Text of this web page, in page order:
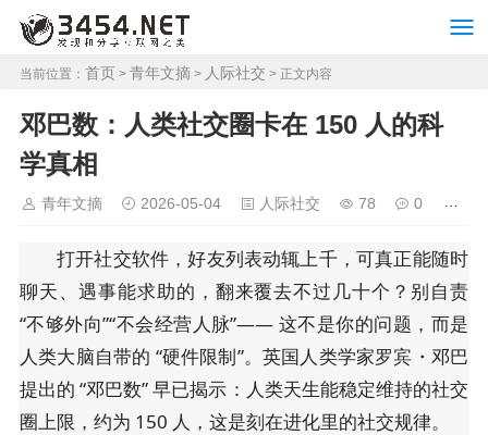
当前位置： 首页 > 青年文摘 > 人际社交 > 正文内容
邓巴数：人类社交圈卡在 150 人的科
学真相
青年文摘 2026-05-04 人际社交 78 0
打开社交软件，好友列表动辄上千，可真正能随时
聊天、遇事能求助的，翻来覆去不过几十个？别自责
“不够外向”“不会经营人脉”—— 这不是你的问题，而是
人类大脑自带的 “硬件限制”。英国人类学家罗宾・邓巴
提出的 “邓巴数” 早已揭示：人类天生能稳定维持的社交
圈上限，约为 150 人，这是刻在进化里的社交规律。